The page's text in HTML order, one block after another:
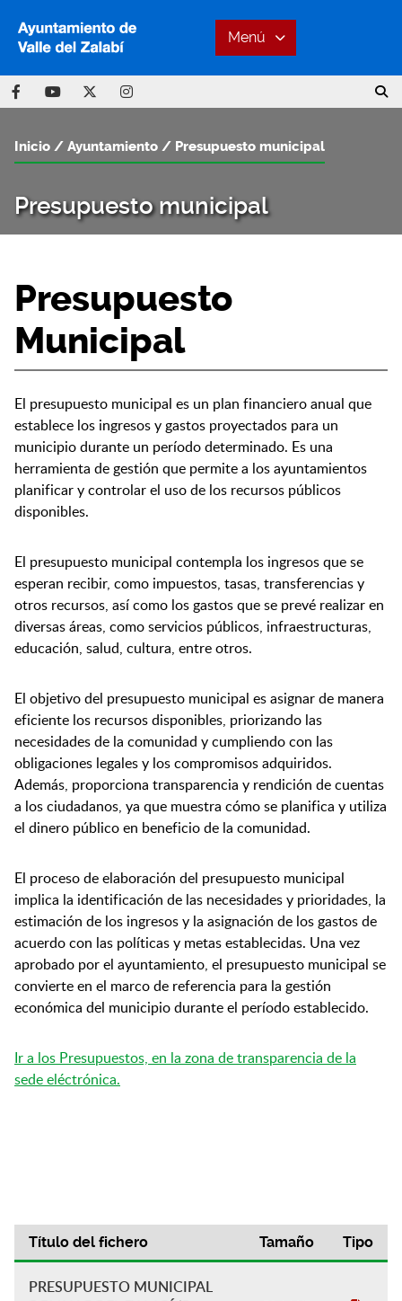
Menú
Presupuesto municipal
Inicio Ayuntamiento Presupuesto municipal
Presupuesto
Municipal
El presupuesto municipal es un plan financiero anual que
establece los ingresos y gastos proyectados para un
municipio durante un período determinado. Es una
herramienta de gestión que permite a los ayuntamientos
planificar y controlar el uso de los recursos públicos
disponibles.
El presupuesto municipal contempla los ingresos que se
esperan recibir, como impuestos, tasas, transferencias y
otros recursos, así como los gastos que se prevé realizar en
diversas áreas, como servicios públicos, infraestructuras,
educación, salud, cultura, entre otros.
El objetivo del presupuesto municipal es asignar de manera
eficiente los recursos disponibles, priorizando las
necesidades de la comunidad y cumpliendo con las
obligaciones legales y los compromisos adquiridos.
Además, proporciona transparencia y rendición de cuentas
a los ciudadanos, ya que muestra cómo se planifica y utiliza
el dinero público en beneficio de la comunidad.
El proceso de elaboración del presupuesto municipal
implica la identificación de las necesidades y prioridades, la
estimación de los ingresos y la asignación de los gastos de
acuerdo con las políticas y metas establecidas. Una vez
aprobado por el ayuntamiento, el presupuesto municipal se
convierte en el marco de referencia para la gestión
económica del municipio durante el período establecido.
Ir a los Presupuestos, en la zona de transparencia de la
sede eléctrónica.
Título del fichero Tamaño Tipo
PRESUPUESTO MUNICIPAL